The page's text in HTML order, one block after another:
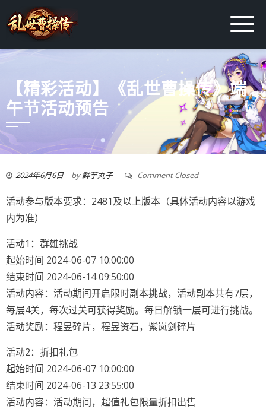
【精彩活动】《乱世曹操传》端
午节活动预告
2024年6月6日 by鲜芋丸子 Comment Closed
活动参与版本要求：2481及以上版本（具体活动内容以游戏
内为准）
活动1：群雄挑战
起始时间 2024-06-07 10:00:00
结束时间 2024-06-14 09:50:00
活动内容：活动期间开启限时副本挑战，活动副本共有7层，
每层4关，每次过关可获得奖励。每日解锁一层可进行挑战。
活动奖励：程昱碎片，程昱资石，紫岚剑碎片
活动2：折扣礼包
起始时间 2024-06-07 10:00:00
结束时间 2024-06-13 23:55:00
活动内容：活动期间，超值礼包限量折扣出售